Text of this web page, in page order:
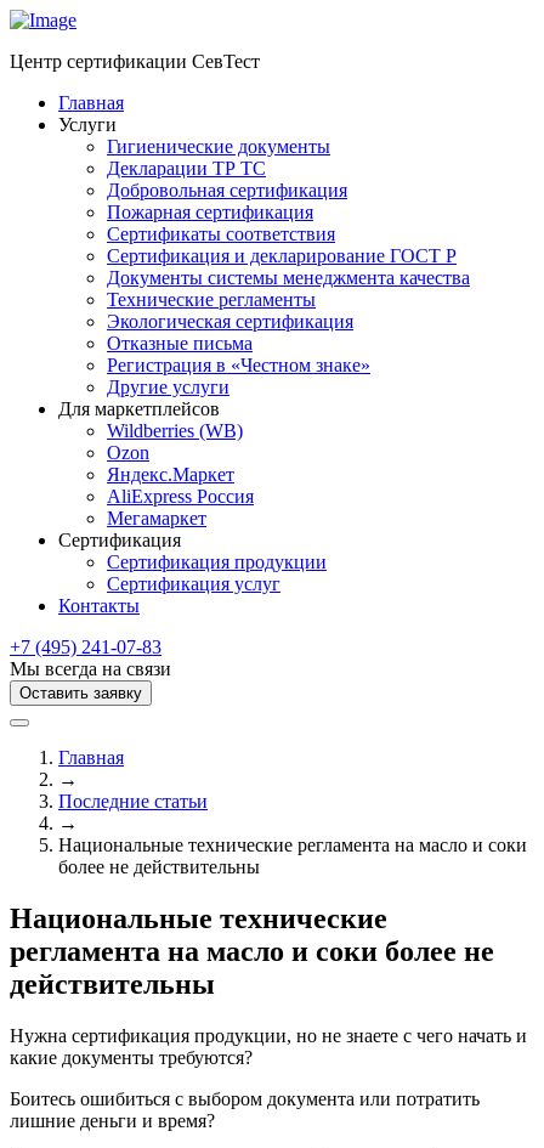
Центр сертификации СевТест
Главная
Услуги
Гигиенические документы
Декларации ТР ТС
Добровольная сертификация
Пожарная сертификация
Сертификаты соответствия
Сертификация и декларирование ГОСТ Р
Документы системы менеджмента качества
Технические регламенты
Экологическая сертификация
Отказные письма
Регистрация в «Честном знаке»
Другие услуги
Для маркетплейсов
Wildberries (WB)
Ozon
Яндекс.Маркет
AliExpress Россия
Мегамаркет
Сертификация
Сертификация продукции
Сертификация услуг
Контакты
+7 (495) 241-07-83
Мы всегда на связи
Оставить заявку
Главная
→
Последние статьи
→
Национальные технические регламента на масло и соки
более не действительны
Национальные технические
регламента на масло и соки более не
действительны
Нужна сертификация продукции, но не знаете с чего начать и
какие документы требуются?
Боитесь ошибиться с выбором документа или потратить
лишние деньги и время?